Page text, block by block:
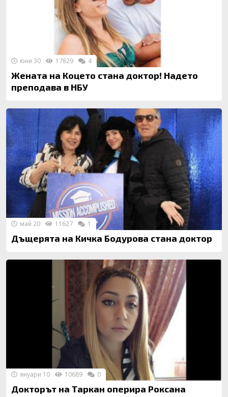
Жената на Коцето стана доктор! Надето
преподава в НБУ
юни 30 17829 4
Дъщерята на Кичка Бодурова стана доктор
май 20 11627 1
Докторът на Таркан оперира Роксана
януари 10 10689 0